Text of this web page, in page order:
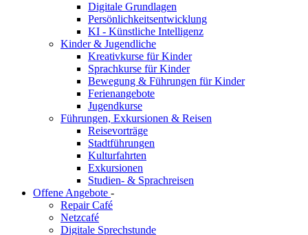
Digitale Grundlagen
Persönlichkeitsentwicklung
KI - Künstliche Intelligenz
Kinder & Jugendliche
Kreativkurse für Kinder
Sprachkurse für Kinder
Bewegung & Führungen für Kinder
Ferienangebote
Jugendkurse
Führungen, Exkursionen & Reisen
Reisevorträge
Stadtführungen
Kulturfahrten
Exkursionen
Studien- & Sprachreisen
Offene Angebote -
Repair Café
Netzcafé
Digitale Sprechstunde